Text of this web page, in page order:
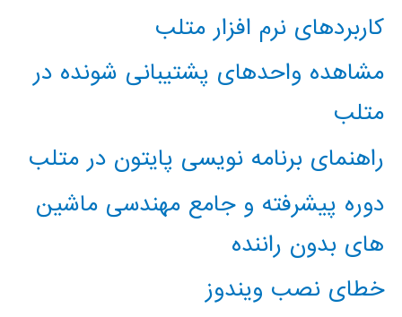
کاربردهای نرم افزار متلب
مشاهده واحدهای پشتیبانی شونده در
متلب
راهنمای برنامه نویسی پایتون در متلب
دوره پیشرفته و جامع مهندسی ماشین
های بدون راننده
خطای نصب ویندوز